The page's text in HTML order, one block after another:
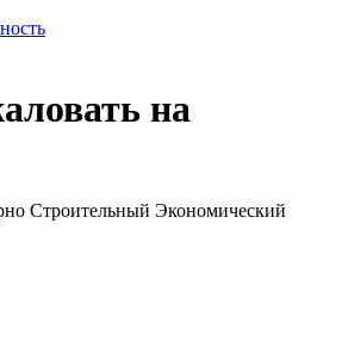
на
Строительный Экономический